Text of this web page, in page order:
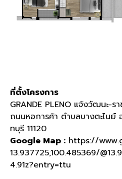
ที่ตั้งโครงการ
GRANDE PLENO แจ้งวัฒนะ-ร
ถนนหอการค้า ตำบลบางตะไนย์
ทบุรี 11120
Google Map : https://
13.937725,100.485369/
4.91z?entry=ttu